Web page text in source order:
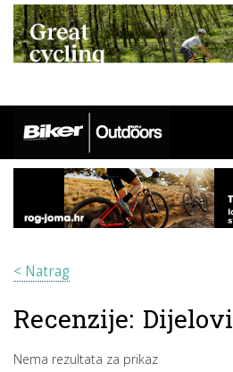
< Natrag
Recenzije: Dijelovi
Nema rezultata za prikaz